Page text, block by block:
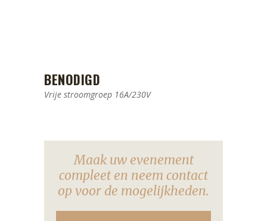
BENODIGD
Vrije stroomgroep 16A/230V
Maak uw evenement
compleet en neem contact
op voor de mogelijkheden.